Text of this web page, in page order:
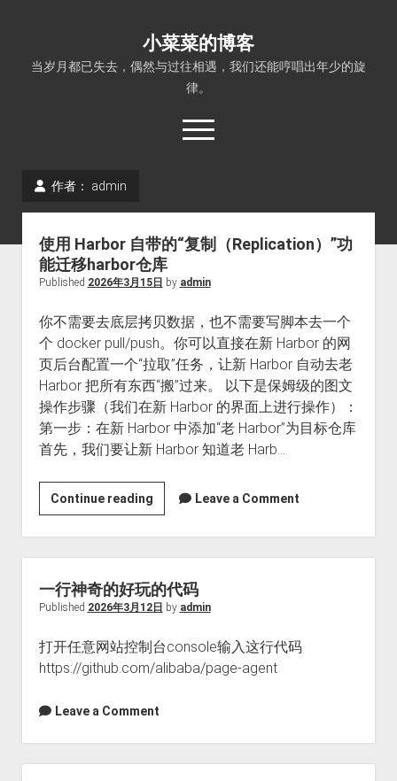
小菜菜的博客
当岁月都已失去，偶然与过往相遇，我们还能哼唱出年少的旋
律。
open
menu
作者： admin
使用 Harbor 自带的“复制（Replication）”功
能迁移harbor仓库
Published 2026年3月15日 by admin
你不需要去底层拷贝数据，也不需要写脚本去一个
个 docker pull/push。你可以直接在新 Harbor 的网
页后台配置一个“拉取”任务，让新 Harbor 自动去老
Harbor 把所有东西“搬”过来。 以下是保姆级的图文
操作步骤（我们在新 Harbor 的界面上进行操作）：
第一步：在新 Harbor 中添加“老 Harbor”为目标仓库
首先，我们要让新 Harbor 知道老 Harb…
Continue reading使
用
Harbor
自
带
的
制
（Replication）”
能
Leave a Comment
一行神奇的好玩的代码
Published 2026年3月12日 by admin
打开任意网站控制台console输入这行代码
https://github.com/alibaba/page-agent
Leave a Comment